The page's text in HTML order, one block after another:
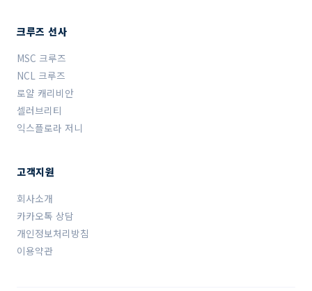
크루즈 선사
MSC 크루즈
NCL 크루즈
로얄 캐리비안
셀러브리티
익스플로라 저니
고객지원
회사소개
카카오톡 상담
개인정보처리방침
이용약관